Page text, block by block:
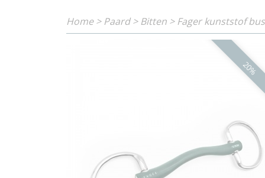
Home>Paard>Bitten >Fager kunststof
20%